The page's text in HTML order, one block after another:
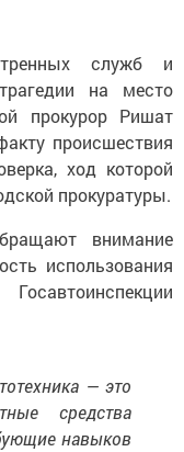
служб и
на место
прокурор Ришат
происшествия
ход которой
прокуратуры.
внимание
использования
— это
средства
навыков